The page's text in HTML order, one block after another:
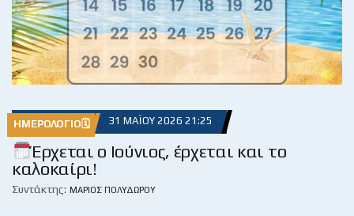
ΗΜΕΡΟΛΌΓΙΟ🗓 31 ΜΑΪ́ΟΥ 2026 21:25
Έρχεται ο Ιούνιος, έρχεται και το
καλοκαίρι!
Συντάκτης: ΜΆΡΙΟΣ ΠΟΛΥΔΏΡΟΥ